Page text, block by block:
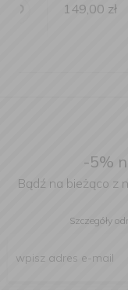
149,00zł
-5%
Bądź na bieżąco z
Szczegóły